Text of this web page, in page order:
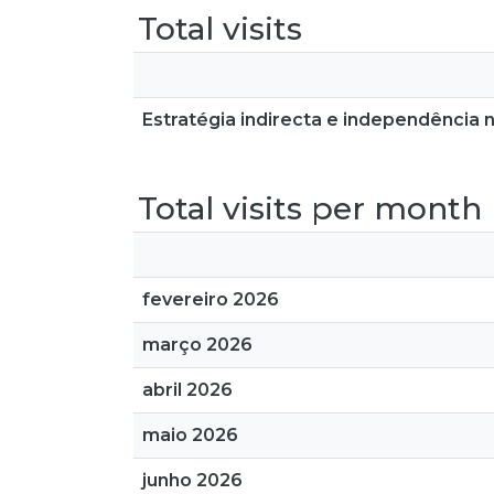
Total visits
Estratégia indirecta e independência
Total visits per month
fevereiro 2026
março 2026
abril 2026
maio 2026
junho 2026